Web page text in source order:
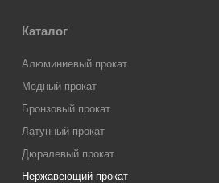
Каталог
Алюминиевый прокат
Медный прокат
Бронзовый прокат
Латунный прокат
Дюралевый прокат
Нержавеющий прокат